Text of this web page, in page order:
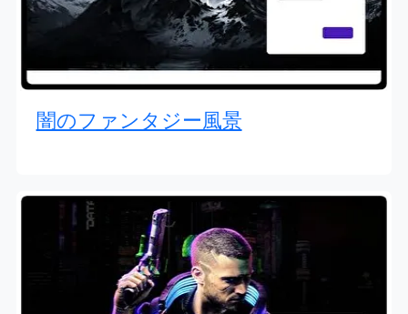
闇のファンタジー風景